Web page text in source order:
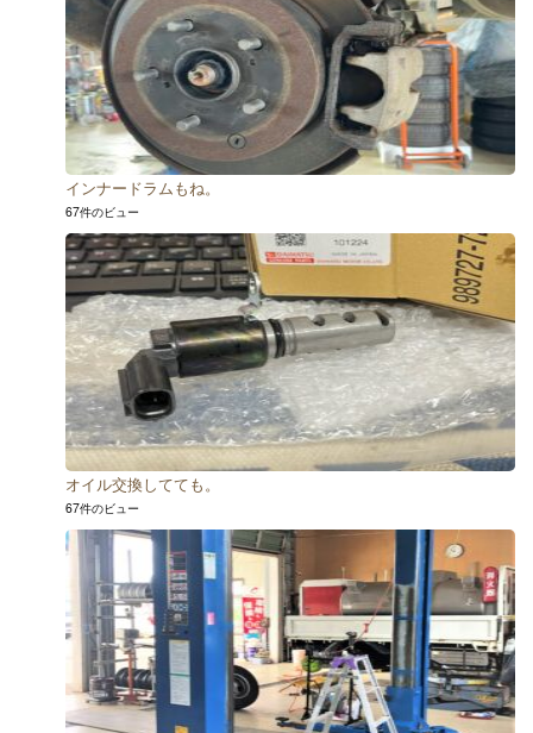
インナードラムもね。
67件のビュー
オイル交換してても。
67件のビュー